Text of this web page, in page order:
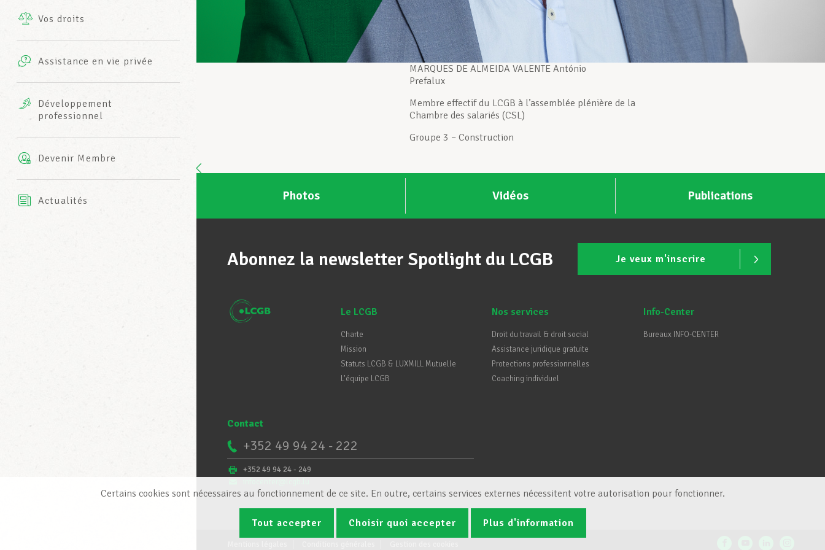
INFO-CENTER
Vos droits
Assistance en vie privée
complémentaires
AXA
Développement
professionnel
Devenir Membre
Actualités
MARQUES DE ALMEIDA VALENTE António
Prefalux
Membre effectif du LCGB à l’assemblée plénière de la
Chambre des salariés (CSL)
Groupe 3 – Construction
Photos Vidéos Publications
Abonnez la newsletter Spotlight du LCGB Je veux m'inscrire
Le LCGB
Charte
Mission
Statuts LCGB & LUXMILL Mutuelle
L’équipe LCGB
Nos services
Droit du travail & droit social
Assistance juridique gratuite
Protections professionnelles
Coaching individuel
Info-Center
Bureaux INFO-CENTER
Contact
+352 49 94 24 - 222
+352 49 94 24 - 249
Certains cookies sont nécessaires au fonctionnement de ce site. En outre, certains services externes nécessitent votre autorisation pour fonctionner.
Tout accepter Choisir quoi accepter Plus d'information